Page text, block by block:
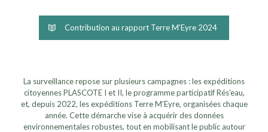
Contribution au rapport Terre M'Eyre 2024
La surveillance repose sur plusieurs campagnes : les expéditions
citoyennes PLASCOTE I et II, le programme participatif Rés’eau,
et, depuis 2022, les expéditions Terre M’Eyre, organisées chaque
année. Cette démarche vise à acquérir des données
environnementales robustes, tout en mobilisant le public autour